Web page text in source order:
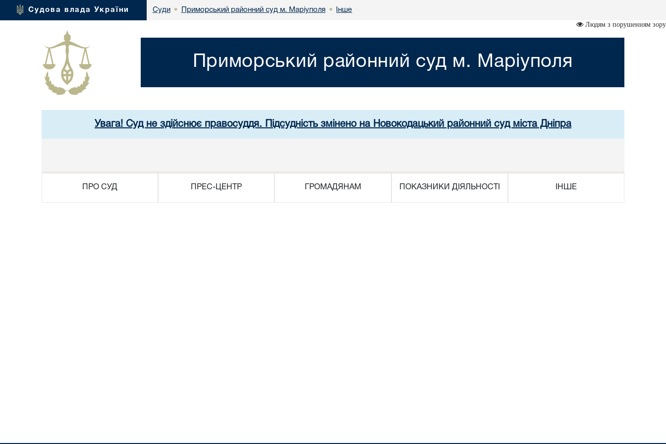
Судова влада України Суди • Приморський районний суд м. Маріуполя • Інше
Людям з порушенням зору
Приморський районний суд м. Маріуполя
Увага! Суд не здійснює правосуддя. Підсудність змінено на Новокодацький районний суд міста Дніпра
ПРО СУД ПРЕС-ЦЕНТР ГРОМАДЯНАМ ПОКАЗНИКИ ДІЯЛЬНОСТІ ІНШЕ